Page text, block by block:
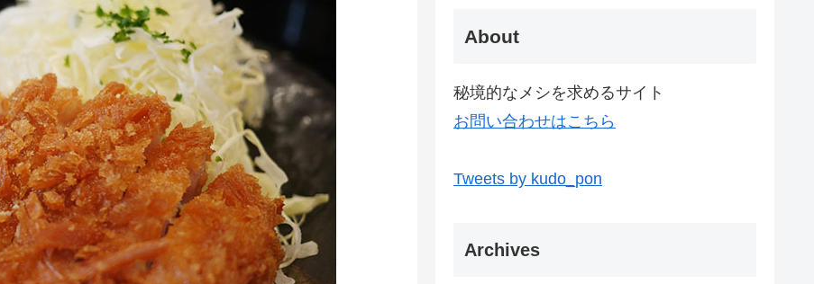
About
秘境的なメシを求めるサイト
お問い合わせはこちら
Tweets by kudo_pon
Archives